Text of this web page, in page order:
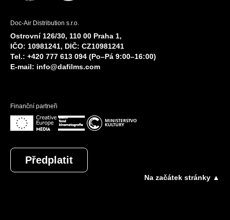
Doc-Air Distribution s.r.o.
Ostrovní 126/30, 110 00 Praha 1,
IČO: 10981241, DIČ: CZ10981241
Tel.: +420 777 613 094 (Po–Pá 9:00–16:00)
E-mail: info@dafilms.com
Finanční partneři
Předplatit
Na začátek stránky ▲